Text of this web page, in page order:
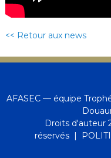
<< Retour aux news
AFASEC — équipe
Droits d'auteur
réservés |